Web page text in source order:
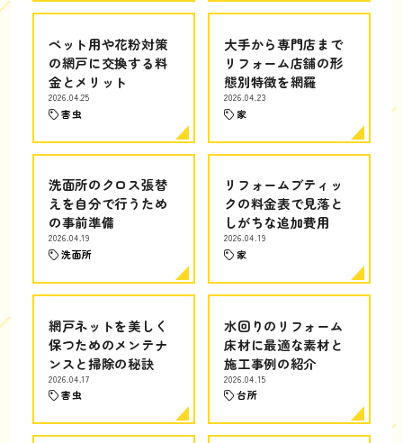
ペット用や花粉対策
の網戸に交換する料
金とメリット
2026.04.25
害虫
大手から専門店まで
リフォーム店舗の形
態別特徴を網羅
2026.04.23
家
洗面所のクロス張替
えを自分で行うため
の事前準備
2026.04.19
洗面所
リフォームブティッ
クの料金表で見落と
しがちな追加費用
2026.04.19
家
網戸ネットを美しく
保つためのメンテナ
ンスと掃除の秘訣
2026.04.17
害虫
水回りのリフォーム
床材に最適な素材と
施工事例の紹介
2026.04.15
台所